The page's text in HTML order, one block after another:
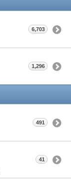
6,703
1,296
491
41